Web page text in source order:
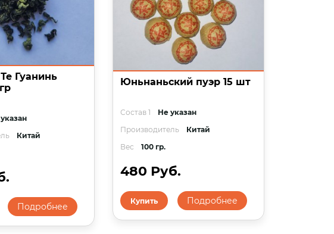
Гуанинь
Китай
Подробнее
Юньнаньский пуэр 15 шт
Состав 1
Не указан
Производитель
Китай
Вес
100 гр.
480 Руб.
Купить Подробнее